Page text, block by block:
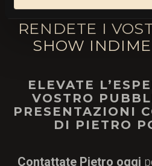
RENDETE I
SHOW
ELEVATE
VOSTRO
PRESENTAZIONI
DI PIETRO
Contattate Pietro oggi